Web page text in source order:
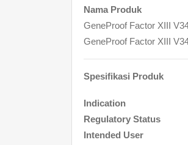
Nama Produk
GeneProof Factor XIII
GeneProof Factor XIII
Spesifikasi Produk
Indication
Regulatory Status
Intended User